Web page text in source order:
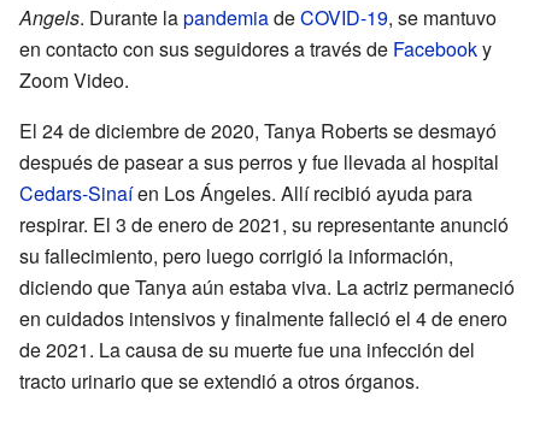
Angels. Durante lapandemiadeCOVID-19, se mantuvo
en contacto con sus seguidores a través de Facebooky
Zoom Video.
El 24 de diciembre de 2020, Tanya Roberts se desmayó
después de pasear a sus perros y fue llevada al hospital
Cedars-Sinaíen Los Ángeles. Allí recibió ayuda para
respirar. El 3 de enero de 2021, su representante anunció
su fallecimiento, pero luego corrigió la información,
diciendo que Tanya aún estaba viva. La actriz permaneció
en cuidados intensivos y finalmente falleció el 4 de enero
de 2021. La causa de su muerte fue una infección del
tracto urinario que se extendió a otros órganos.